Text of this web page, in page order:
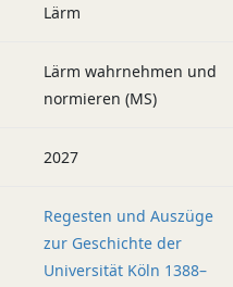
Lärm
Lärm wahrnehmen und
normieren (MS)
2027
Regesten und Auszüge
zur Geschichte der
Universität Köln 1388–